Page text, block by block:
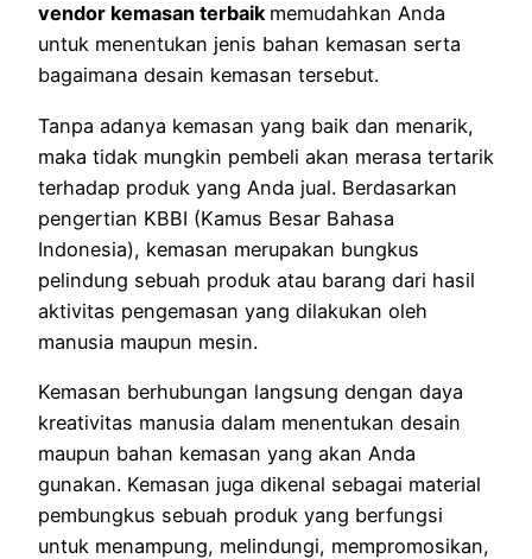
vendor kemasan terbaik memudahkan Anda
untuk menentukan jenis bahan kemasan serta
bagaimana desain kemasan tersebut.
Tanpa adanya kemasan yang baik dan menarik,
maka tidak mungkin pembeli akan merasa tertarik
terhadap produk yang Anda jual. Berdasarkan
pengertian KBBI (Kamus Besar Bahasa
Indonesia), kemasan merupakan bungkus
pelindung sebuah produk atau barang dari hasil
aktivitas pengemasan yang dilakukan oleh
manusia maupun mesin.
Kemasan berhubungan langsung dengan daya
kreativitas manusia dalam menentukan desain
maupun bahan kemasan yang akan Anda
gunakan. Kemasan juga dikenal sebagai material
pembungkus sebuah produk yang berfungsi
untuk menampung, melindungi, mempromosikan,